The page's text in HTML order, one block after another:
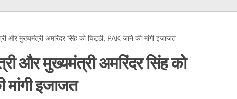
और मुख्यमंत्री अमरिंदर सिंह को चिट्ठी, PAK जाने की मांगी इजाजत
और मुख्यमंत्री अमरिंदर सिंह को
इजाजत